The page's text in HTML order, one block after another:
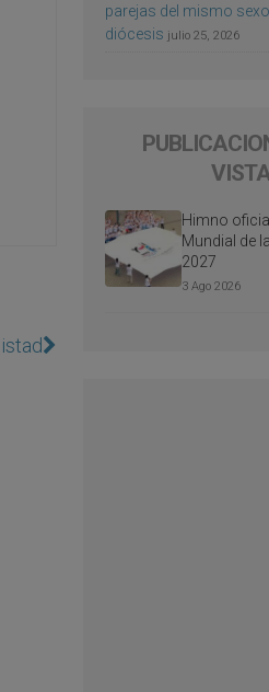
parejas del mismo
diócesis julio 25, 2026
Himno
Mundial de
2027
3 Ago 2026